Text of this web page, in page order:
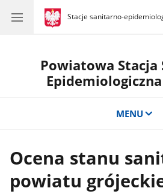
gov.pl
Stacje sanitarno-
gov.pl
Stacje
Powiatowa Stacja
MENU
Ocena stanu
powiatu